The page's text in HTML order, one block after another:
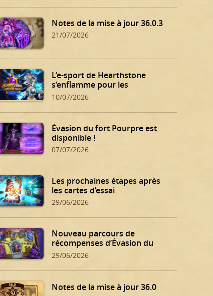
Notes de la mise à jour 36.0.3
21/07/2026
L’e-sport de Hearthstone
s’enflamme pour les
qualifications d’été !
10/07/2026
Évasion du fort Pourpre est
disponible !
07/07/2026
Les prochaines étapes après
les cartes d’essai
29/06/2026
Nouveau parcours de
récompenses d’Évasion du
fort Pourpre
29/06/2026
Notes de la mise à jour 36.0